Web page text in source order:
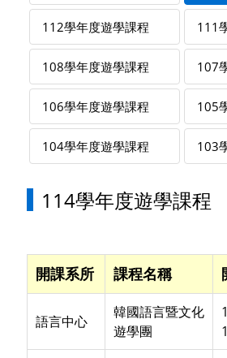
112學年度遊學課程 111
108學年度遊學課程 107
106學年度遊學課程 105
104學年度遊學課程 103
114學年度遊學課程
開課系所 課程名稱
語言中心
韓國語言暨文化
遊學團